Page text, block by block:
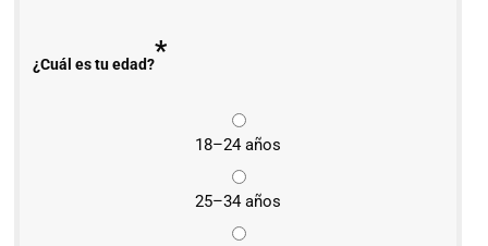
¿Cuál es tu edad?*
18–24 años
25–34 años